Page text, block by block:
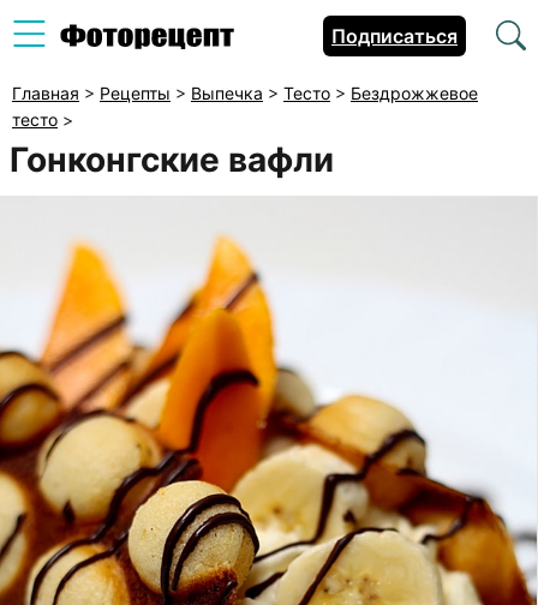
Подписаться
Главная > Рецепты > Выпечка > Тесто > Бездрожжевое
тесто >
Гонконгские вафли